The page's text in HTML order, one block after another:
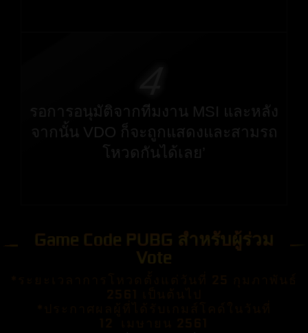
รอการอนุมัติจากทีมงาน MSI และหลัง
จากนั้น VDO ก็จะถูกแสดงและสามรถ
โหวดกันได้เลย’
Game Code PUBG สำหรับผู้ร่วม
Vote